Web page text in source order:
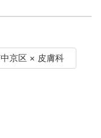
京区 × 皮膚科